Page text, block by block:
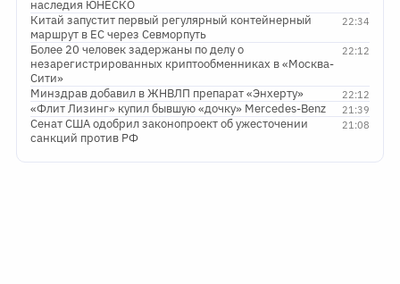
наследия ЮНЕСКО
22:34
Китай запустит первый регулярный контейнерный
маршрут в ЕС через Севморпуть
22:12
Более 20 человек задержаны по делу о
незарегистрированных криптообменниках в «Москва-
Сити»
22:12
Минздрав добавил в ЖНВЛП препарат «Энхерту»
21:39
«Флит Лизинг» купил бывшую «дочку» Mercedes-Benz
21:08
Сенат США одобрил законопроект об ужесточении
санкций против РФ